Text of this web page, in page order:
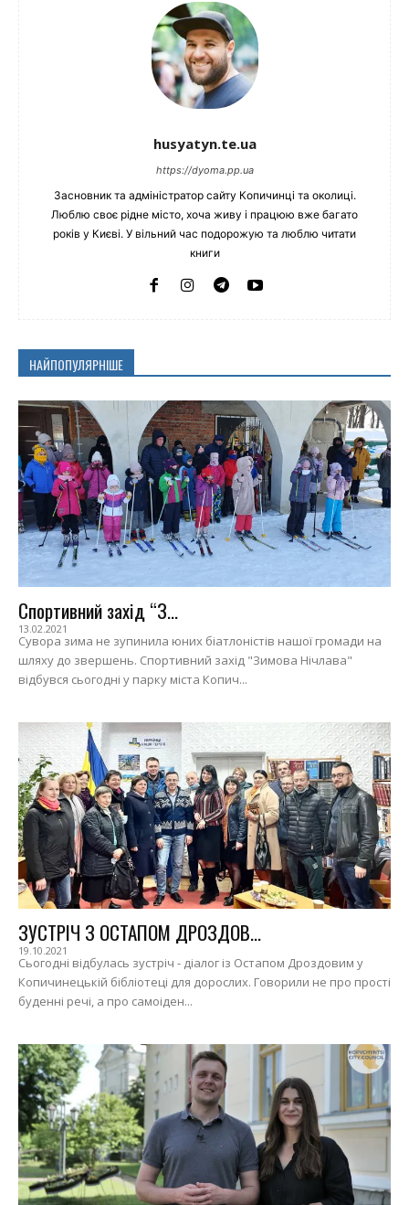
husyatyn.te.ua
https://dyoma.pp.ua
Засновник та адміністратор сайту Копичинці та околиці.
Люблю своє рідне місто, хоча живу і працюю вже багато
років у Києві. У вільний час подорожую та люблю читати
книги
НАЙПОПУЛЯРНІШЕ
Спортивний захід “З...
13.02.2021
Сувора зима не зупинила юних біатлоністів нашої громади на
шляху до звершень. Спортивний захід "Зимова Нічлава"
відбувся сьогодні у парку міста Копич...
ЗУСТРІЧ З ОСТАПОМ ДРОЗДОВ...
19.10.2021
Сьогодні відбулась зустріч - діалог із Остапом Дроздовим у
Копичинецькій бібліотеці для дорослих. Говорили не про прості
буденні речі, а про самоіден...